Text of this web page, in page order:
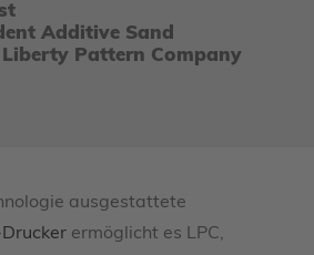
Additive Sand
Pattern Company
ausgestattete
ermöglicht es LPC,